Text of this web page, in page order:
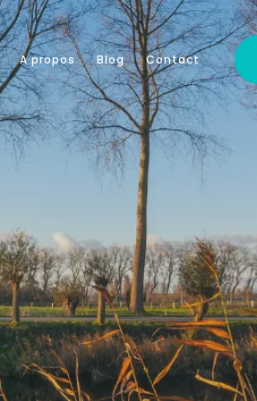
A propos Blog Contact